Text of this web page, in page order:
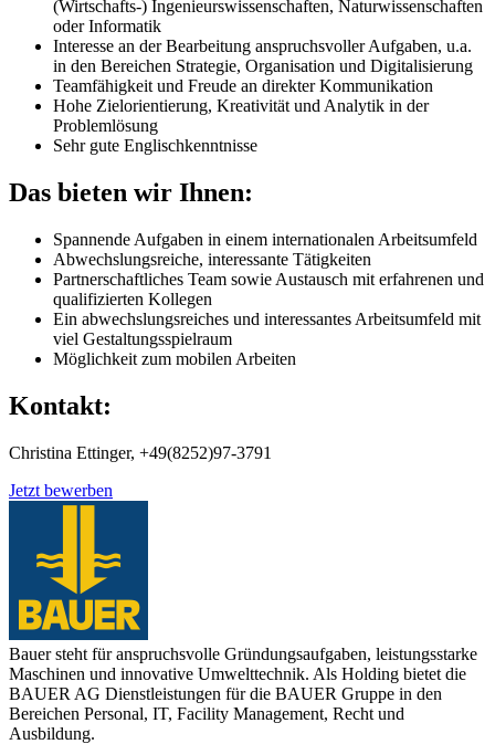
(Wirtschafts-) Ingenieurswissenschaften, Naturwissenschaften
oder Informatik
Interesse an der Bearbeitung anspruchsvoller Aufgaben, u.a.
in den Bereichen Strategie, Organisation und Digitalisierung
Teamfähigkeit und Freude an direkter Kommunikation
Hohe Zielorientierung, Kreativität und Analytik in der
Problemlösung
Sehr gute Englischkenntnisse
Das bieten wir Ihnen:
Spannende Aufgaben in einem internationalen Arbeitsumfeld
Abwechslungsreiche, interessante Tätigkeiten
Partnerschaftliches Team sowie Austausch mit erfahrenen und
qualifizierten Kollegen
Ein abwechslungsreiches und interessantes Arbeitsumfeld mit
viel Gestaltungsspielraum
Möglichkeit zum mobilen Arbeiten
Kontakt:
Christina Ettinger, +49(8252)97-3791
Jetzt bewerben
Bauer steht für anspruchsvolle Gründungsaufgaben, leistungsstarke
Maschinen und innovative Umwelttechnik. Als Holding bietet die
BAUER AG Dienstleistungen für die BAUER Gruppe in den
Bereichen Personal, IT, Facility Management, Recht und
Ausbildung.